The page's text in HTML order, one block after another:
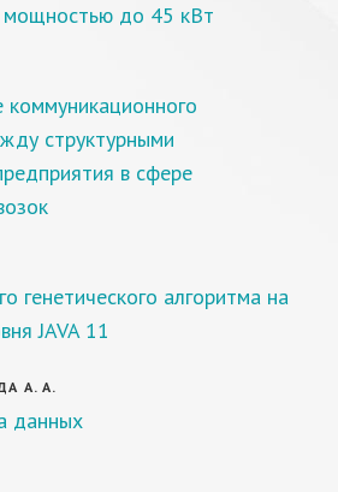
мощностью до 45 кВт
коммуникационного
структурными
в сфере
генетического алгоритма на
JAVA 11
А. А.
данных